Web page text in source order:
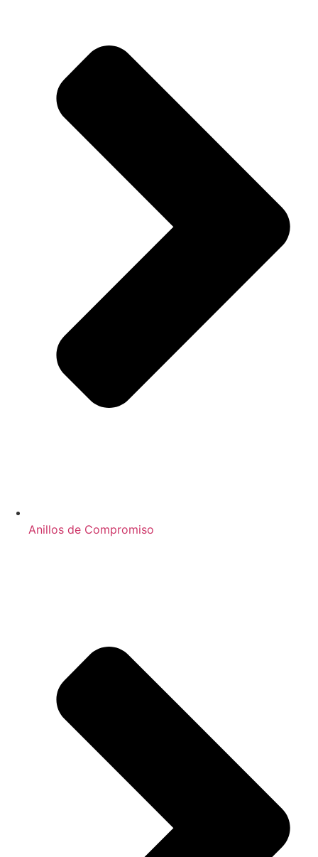
Anillos de Compromiso